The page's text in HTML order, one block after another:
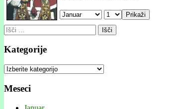
Prikaži
Išči:
Kategorije
Kategorije
Meseci